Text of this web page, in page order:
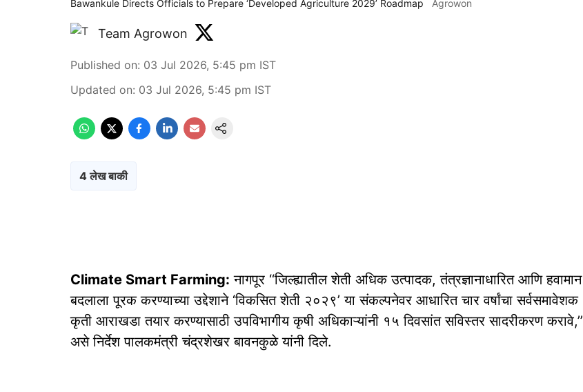
Bawankule Directs Officials to Prepare ‘Developed Agriculture 2029’ Roadmap Agrowon
Team Agrowon
Published on: 03 Jul 2026, 5:45 pm IST
Updated on: 03 Jul 2026, 5:45 pm IST
4 लेख बाकी
Climate Smart Farming: नागपूर ‘‘जिल्ह्यातील शेती अधिक उत्पादक, तंत्रज्ञानाधारित आणि हवामान
बदलाला पूरक करण्याच्या उद्देशाने ‘विकसित शेती २०२९’ या संकल्पनेवर आधारित चार वर्षांचा सर्वसमावेशक
कृती आराखडा तयार करण्यासाठी उपविभागीय कृषी अधिकाऱ्यांनी १५ दिवसांत सविस्तर सादरीकरण करावे,’’
असे निर्देश पालकमंत्री चंद्रशेखर बावनकुळे यांनी दिले.